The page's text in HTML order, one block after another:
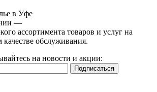
в Уфе
—
ассортимента товаров и услуг на
обслуживания.
на новости и акции: